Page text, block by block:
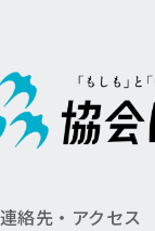
連絡先・アクセス